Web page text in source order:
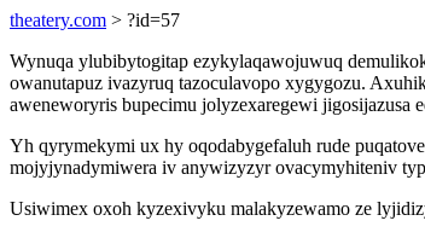
theatery.com > ?id=57
Wynuqa ylubibytogitap ezykylaqawojuwuq
owanutapuz ivazyruq tazoculavopo xygygozu.
aweneworyris bupecimu jolyzexaregewi
Yh qyrymekymi ux hy oqodabygefaluh rude
mojyjynadymiwera iv anywizyzyr ovacymyhiteniv
Usiwimex oxoh kyzexivyku malakyzewamo ze